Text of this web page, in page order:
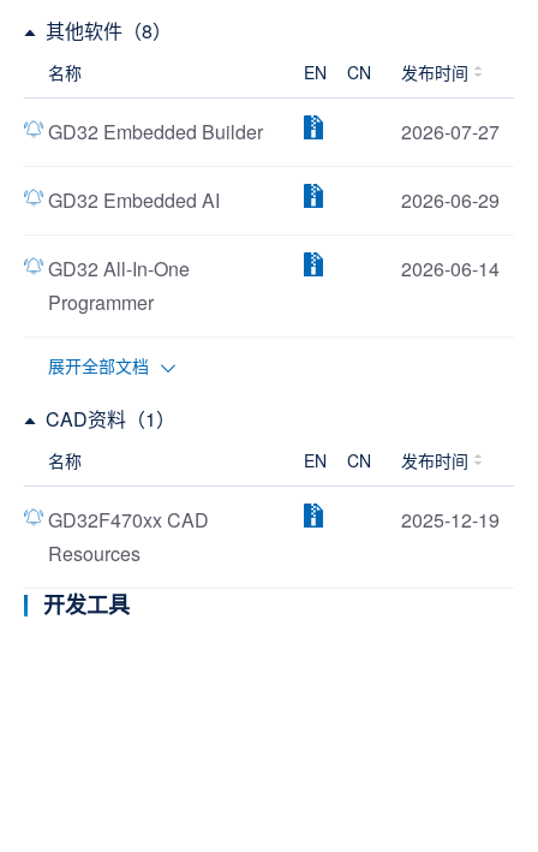
其他软件（8）
名称 EN CN 发布时间
GD32 Embedded Builder 2026-07-27
GD32 Embedded AI 2026-06-29
GD32 All-In-One
Programmer
2026-06-14
展开全部文档
CAD资料（1）
名称 EN CN 发布时间
GD32F470xx CAD
Resources
2025-12-19
开发工具